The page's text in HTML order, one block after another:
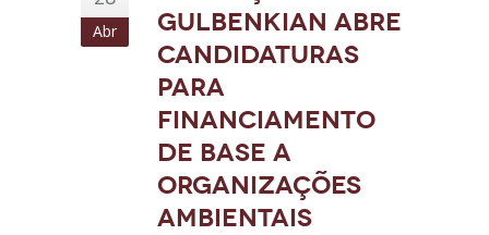
Abr
Gulbenkian abre
candidaturas
para
financiamento
de base a
organizações
ambientais